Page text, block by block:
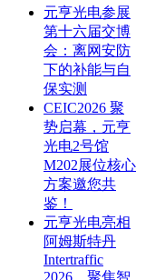
元亨光电参展
第十六届交博
会：离网安防
下的补能与自
保实测
CEIC2026 聚
势启幕，元亨
光电2号馆
M202展位核心
方案邀您共
鉴！
元亨光电亮相
阿姆斯特丹
Intertraffic
2026，聚焦智